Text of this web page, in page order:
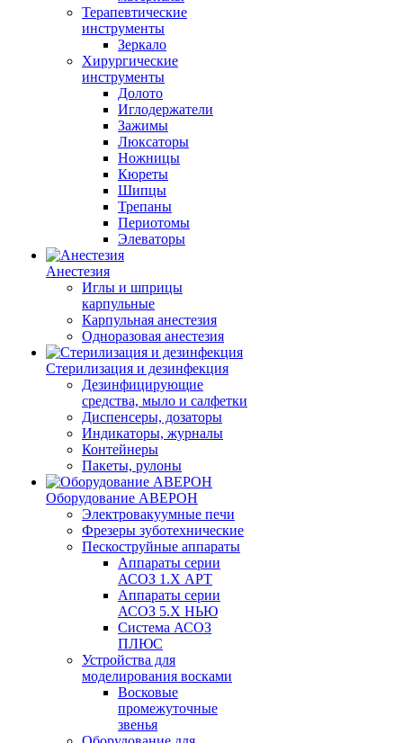
Терапевтические
инструменты
Зеркало
Хирургические
инструменты
Долото
Иглодержатели
Зажимы
Люксаторы
Ножницы
Кюреты
Шипцы
Трепаны
Периотомы
Элеваторы
Анестезия
Иглы и шприцы
карпульные
Карпульная анестезия
Одноразовая анестезия
Стерилизация и дезинфекция
Дезинфицирующие
средства, мыло и салфетки
Диспенсеры, дозаторы
Индикаторы, журналы
Контейнеры
Пакеты, рулоны
Оборудование АВЕРОН
Электровакуумные печи
Фрезеры зуботехнические
Пескоструйные аппараты
Аппараты серии
АСОЗ 1.Х АРТ
Аппараты серии
АСОЗ 5.Х НЬЮ
Система АСОЗ
ПЛЮС
Устройства для
моделирования восками
Восковые
промежуточные
звенья